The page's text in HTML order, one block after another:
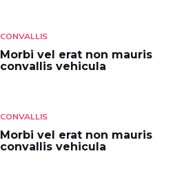
CONVALLIS
Morbi vel erat non mauris
convallis vehicula
CONVALLIS
Morbi vel erat non mauris
convallis vehicula